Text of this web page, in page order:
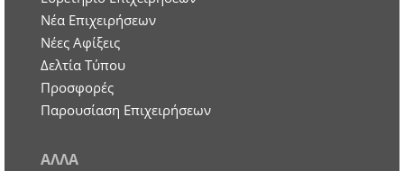
Nέα Επιχειρήσεων
Νέες Αφίξεις
Δελτία Τύπου
Προσφορές
Παρουσίαση Επιχειρήσεων
ΑΛΛΑ